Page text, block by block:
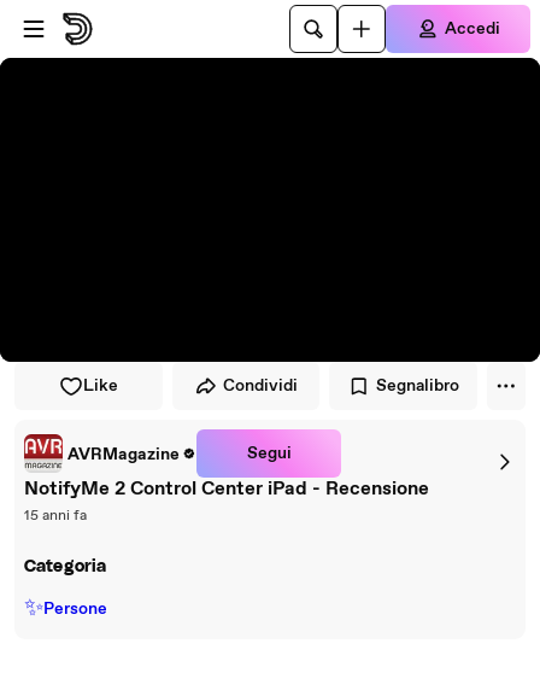
Vai al lettore
Passa al contenuto principale
Accedi
Like Condividi Segnalibro
AVRMagazine Segui
NotifyMe 2 Control Center iPad - Recensione
15 anni fa
Categoria
✨Persone